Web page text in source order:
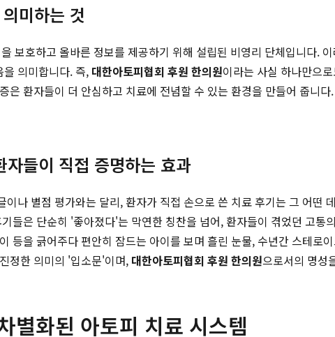
미하는 것
보호하고 올바른 정보를 제공하기 위해 설립된 비영리 단체입니다.
의미합니다. 즉, 대한아토피협회 후원 한의원이라는 사실 하나만으
은 환자들이 더 안심하고 치료에 전념할 수 있는 환경을 만들어 줍니
들이 직접 증명하는 효과
나 별점 평가와는 달리, 환자가 직접 손으로 쓴 치료 후기는 그 어떤
들은 단순히 '좋아졌다'는 막연한 칭찬을 넘어, 환자들이 겪었던 고
등을 긁어주다 편안히 잠드는 아이를 보며 흘린 눈물, 수년간 스테
정한 의미의 '입소문'이며, 대한아토피협회 후원 한의원으로서의 명성
별화된 아토피 치료 시스템